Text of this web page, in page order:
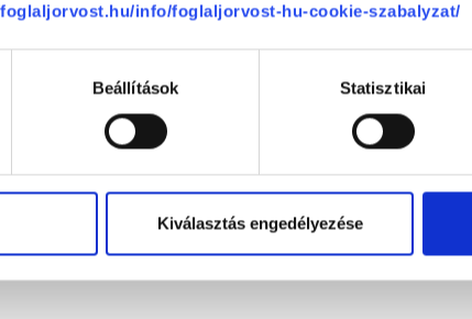
info/foglaljorvost-hu-cookie-szabalyzat/
Beállítások Statisztikai
Kiválasztás engedélyezése